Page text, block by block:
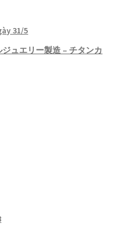
31/5
ジュエリー製造 – チタンカ